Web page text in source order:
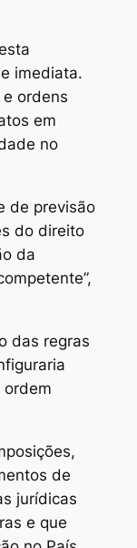
imediata.
ordens
em
no
de previsão
do direito
da
das regras
ordem
de
jurídicas
e que